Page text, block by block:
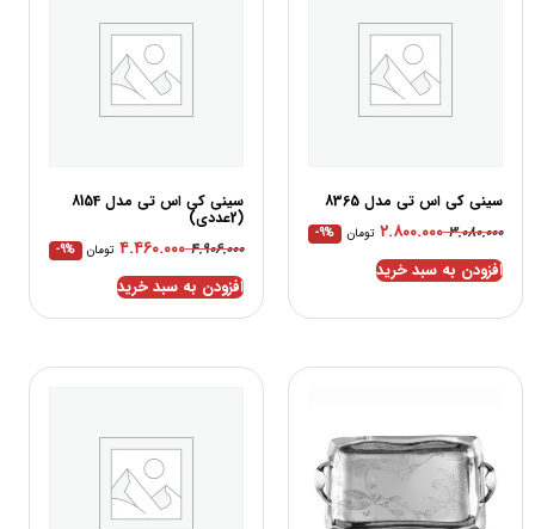
سینی کی اس تی مدل 8365
۳.۰۸۰.۰۰۰ ۲.۸۰۰.۰۰۰ تومان -9%
افزودن به سبد خرید
سینی کی اس تی مدل 8154
(2عددی)
۴.۹۰۶.۰۰۰ ۴.۴۶۰.۰۰۰ تومان -9%
افزودن به سبد خرید